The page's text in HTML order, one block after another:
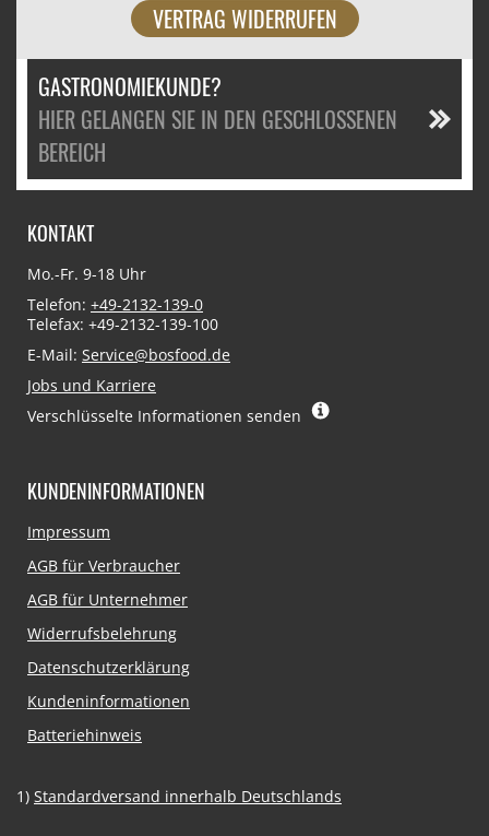
VERTRAG WIDERRUFEN
GASTRONOMIEKUNDE?
HIER GELANGEN SIE IN DEN GESCHLOSSENEN
BEREICH
KONTAKT
Mo.-Fr. 9-18 Uhr
Telefon: +49-2132-139-0
Telefax: +49-2132-139-100
E-Mail: Service@bosfood.de
Jobs und Karriere
Verschlüsselte Informationen senden
KUNDENINFORMATIONEN
Navigation
Impressum
AGB für Verbraucher
AGB für Unternehmer
Widerrufsbelehrung
Datenschutzerklärung
Kundeninformationen
Batteriehinweis
1) Standardversand innerhalb Deutschlands